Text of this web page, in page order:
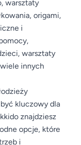
warsztaty
origami,
i
warsztaty
innych
kluczowy dla
znajdziesz
opcje, które
i